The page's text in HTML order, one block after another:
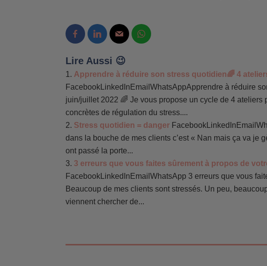
Lire Aussi 😉
Apprendre à réduire son stress quotidien🌈 4
FacebookLinkedInEmailWhatsAppApprendre à réduire
juin/juillet 2022 🌈 Je vous propose un cycle de 4 ateliers
concrètes de régulation du stress....
Stress quotidien = danger
dans la bouche de mes clients c’est « Nan mais ça va je
ont passé la porte...
3 erreurs que vous faites sûrement à propos de
FacebookLinkedInEmailWhatsApp 3 erreurs que vous
Beaucoup de mes clients sont stressés. Un peu,
viennent chercher de...